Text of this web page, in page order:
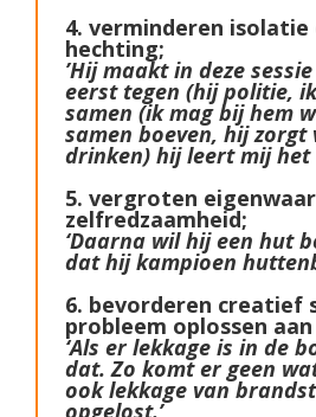
4. verminderen
hechting;
’Hij maakt in deze
eerst tegen (hij politie,
samen (ik mag bij hem
samen boeven, hij zorgt
drinken) hij leert mij het
5. vergroten
zelfredzaamheid;
‘Daarna wil hij een hut
dat hij kampioen
6. bevorderen creatief
probleem oplossen
‘Als er lekkage is in de
dat. Zo komt er geen
ook lekkage van
opgelost.’